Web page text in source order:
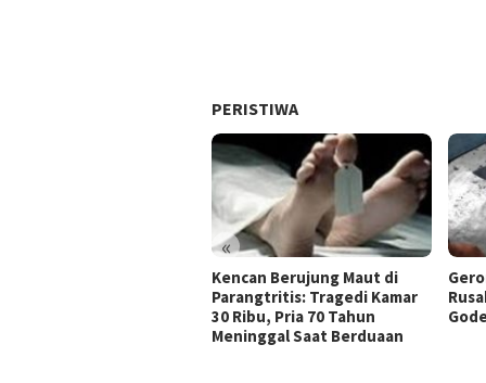
PERISTIWA
«
Kencan Berujung Maut di
Parangtritis: Tragedi Kamar
30 Ribu, Pria 70 Tahun
Meninggal Saat Berduaan